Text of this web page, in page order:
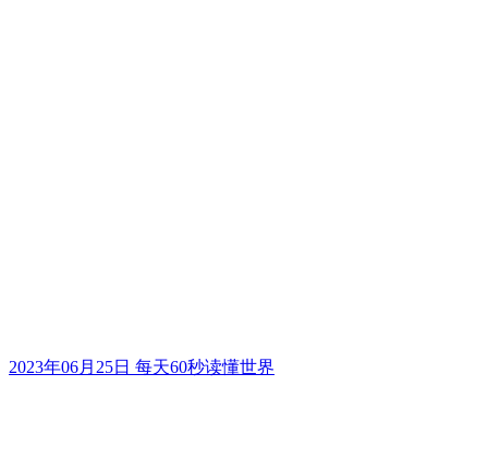
2023年06月25日 每天60秒读懂世界